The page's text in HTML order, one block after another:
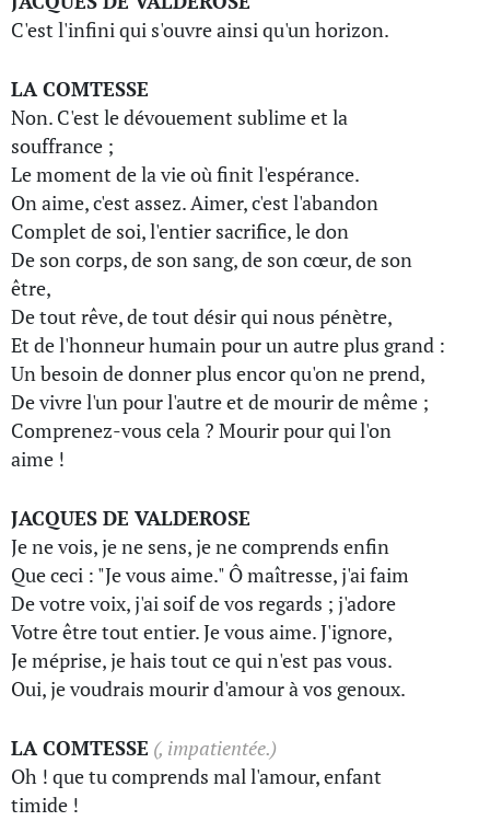
C'est l'infini qui s'ouvre ainsi qu'un horizon.
LA COMTESSE
Non. C'est le dévouement sublime et la
souffrance ;
Le moment de la vie où finit l'espérance.
On aime, c'est assez. Aimer, c'est l'abandon
Complet de soi, l'entier sacrifice, le don
De son corps, de son sang, de son cœur, de son
être,
De tout rêve, de tout désir qui nous pénètre,
Et de l'honneur humain pour un autre plus grand :
Un besoin de donner plus encor qu'on ne prend,
De vivre l'un pour l'autre et de mourir de même ;
Comprenez-vous cela ? Mourir pour qui l'on
aime !
JACQUES DE VALDEROSE
Je ne vois, je ne sens, je ne comprends enfin
Que ceci : "Je vous aime." Ô maîtresse, j'ai faim
De votre voix, j'ai soif de vos regards ; j'adore
Votre être tout entier. Je vous aime. J'ignore,
Je méprise, je hais tout ce qui n'est pas vous.
Oui, je voudrais mourir d'amour à vos genoux.
LA COMTESSE (, impatientée.)
Oh ! que tu comprends mal l'amour, enfant
timide !